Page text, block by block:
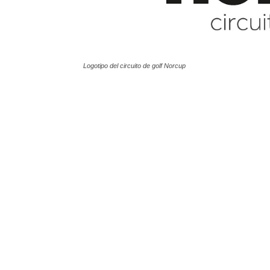
Logotipo del circuito de golf Norcup